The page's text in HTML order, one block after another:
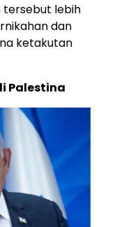
tersebut lebih
dan
ketakutan
Palestina